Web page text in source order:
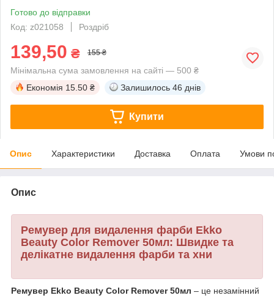
Готово до відправки
Код: z021058
Роздріб
139,50 ₴ 155 ₴
Мінімальна сума замовлення на сайті — 500 ₴
Економія 15.50 ₴ Залишилось 46 днів
Купити
Опис Характеристики Доставка Оплата Умови
Опис
Ремувер для видалення фарби Ekko
Beauty Color Remover 50мл: Швидке та
делікатне видалення фарби та хни
Ремувер Ekko Beauty Color Remover 50мл – це незамінний